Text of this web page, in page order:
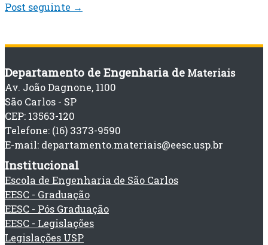
Post seguinte →
Departamento de Engenharia de Materiais
Av. João Dagnone, 1100
São Carlos - SP
CEP: 13563-120
Telefone: (16) 3373-9590
E-mail: departamento.materiais@eesc.usp.br
Institucional
Escola de Engenharia de São Carlos
EESC - Graduação
EESC - Pós Graduação
EESC - Legislações
Legislações USP